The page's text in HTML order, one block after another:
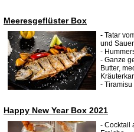
Meeresgeflüster Box
- Tatar
und
-
- Ganze
Butter,
- Tiramisu
Happy New Year Box 2021
- Cocktail